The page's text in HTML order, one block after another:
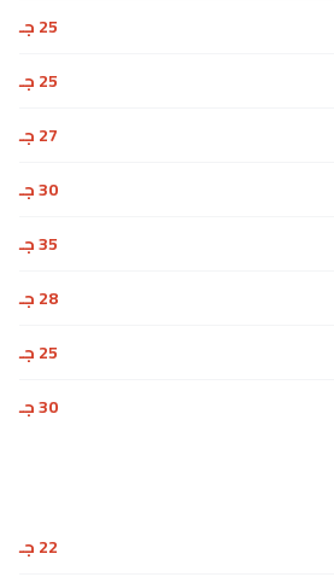
25 جـ
25 جـ
27 جـ
30 جـ
35 جـ
28 جـ
25 جـ
30 جـ
22 جـ